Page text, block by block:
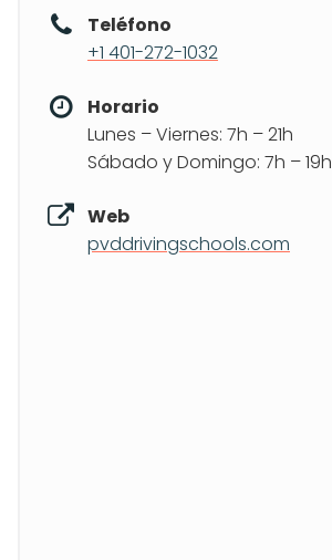
Teléfono
+1 401-272-1032
Horario
Lunes – Viernes: 7h – 21h
Sábado y Domingo: 7h – 19h
Web
pvddrivingschools.com